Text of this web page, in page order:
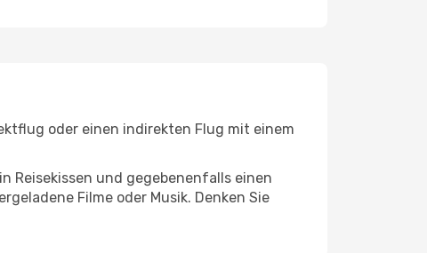
oder einen indirekten Flug mit einem
Reisekissen und gegebenenfalls einen
Filme oder Musik. Denken Sie